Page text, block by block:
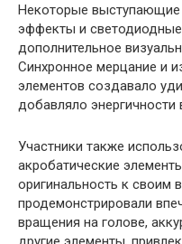
Некоторые выступающие
эффекты и
дополнительное
Синхронное мерцание и
элементов создавало
добавляло энергичности
Участники также
акробатические
оригинальность к своим
продемонстрировали
вращения на голове,